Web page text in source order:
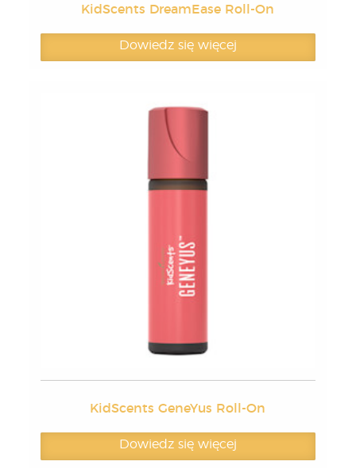
KidScents DreamEase Roll-On
Dowiedz się więcej
KidScents GeneYus Roll-On
Dowiedz się więcej